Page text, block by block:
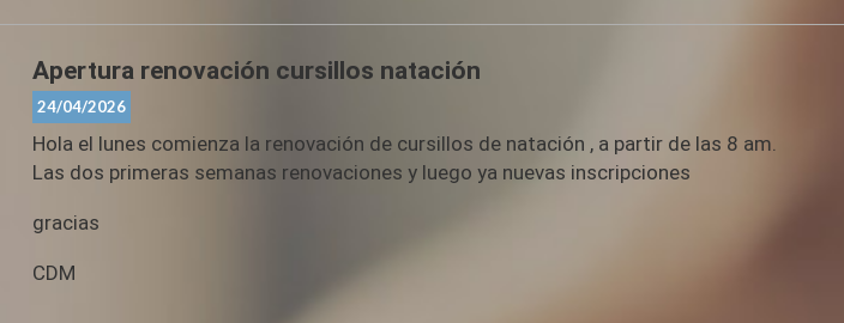
Apertura renovación cursillos natación
24/04/2026
Hola el lunes comienza la renovación de cursillos de natación , a partir de las 8 am.
Las dos primeras semanas renovaciones y luego ya nuevas inscripciones
gracias
CDM